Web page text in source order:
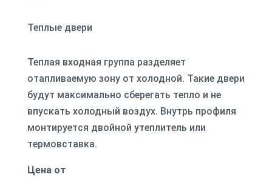
Теплые двери
Теплая входная группа разделяет
отапливаемую зону от холодной. Такие двери
будут максимально сберегать тепло и не
впускать холодный воздух. Внутрь профиля
монтируется двойной утеплитель или
термовставка.
Цена от